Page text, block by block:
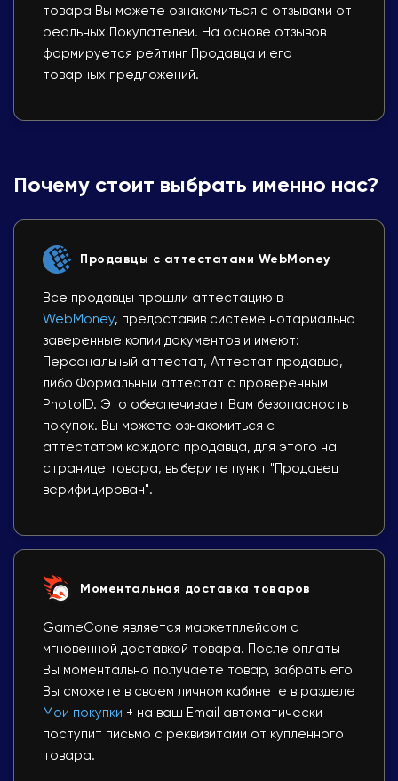
товара Вы можете ознакомиться с отзывами от
реальных Покупателей. На основе отзывов
формируется рейтинг Продавца и его
товарных предложений.
Почему стоит выбрать именно нас?
Продавцы с аттестатами WebMoney
Все продавцы прошли аттестацию в
WebMoney, предоставив системе нотариально
заверенные копии документов и имеют:
Персональный аттестат, Аттестат продавца,
либо Формальный аттестат с проверенным
PhotoID. Это обеспечивает Вам безопасность
покупок. Вы можете ознакомиться с
аттестатом каждого продавца, для этого на
странице товара, выберите пункт "Продавец
верифицирован".
Моментальная доставка товаров
GameCone является маркетплейсом с
мгновенной доставкой товара. После оплаты
Вы моментально получаете товар, забрать его
Вы сможете в своем личном кабинете в разделе
Мои покупки + на ваш Email автоматически
поступит письмо с реквизитами от купленного
товара.